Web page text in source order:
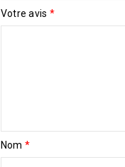
Votre avis *
Nom *